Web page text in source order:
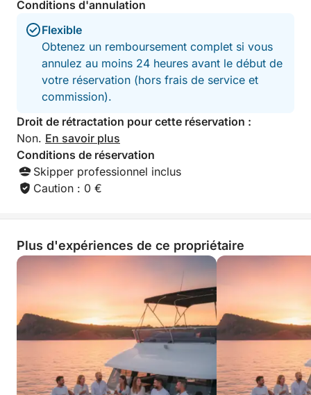
Buffet apéro / lunch tout inclus
Savourez un buffet méditerranéen complet, pensé
pour un moment convivial :
• Sélection gourmande salée et sucrée
• Boissons incluses : softs, eau, vin & bières
Zéro contrainte, 100 % plaisir.
Ambiance sur-mesure
Musique personnalisée, ambiance festive ou détente
absolue : EVJF, anniversaire, sortie entre amis ou
journée en famille… votre expérience s’adapte à
Retour tout en élégance
À 16h30, retour au port avec la sensation d’avoir
vécu une journée rare, entre luxe discret et liberté
totale.
✨ Les plus de l’expérience
• Catamaran 100 % privatisé (6h)
• Skipper professionnel dédié
• Carburant inclus
• Activités nautiques premium incluses
Conditions d'annulation
Flexible
Obtenez un remboursement complet si vous
annulez au moins 24 heures avant le début de
votre réservation (hors frais de service et
commission).
Droit de rétractation pour cette réservation :
Non. En savoir plus
Conditions de réservation
Skipper professionnel inclus
Caution : 0 €
Plus d'expériences de ce propriétaire